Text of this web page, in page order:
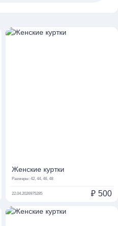
Женские куртки
Размеры: 42, 44, 46, 48
22.04.2026975285 ₽ 500